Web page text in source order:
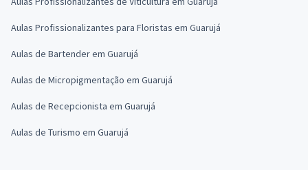
Aulas Profissionalizantes para Floristas em Guarujá
Aulas de Bartender em Guarujá
Aulas de Micropigmentação em Guarujá
Aulas de Recepcionista em Guarujá
Aulas de Turismo em Guarujá